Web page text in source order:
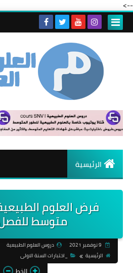
-->
الرئيسية
فرض العلوم
متوسط للفصل
دروس العلوم الطبيعية
الرئيسية
_اختبارات السنة الاولى